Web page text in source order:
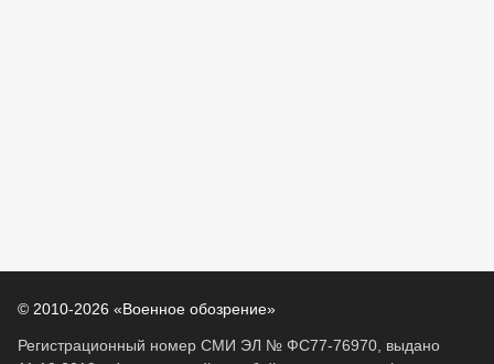
© 2010-2026 «Военное обозрение»
Регистрационный номер СМИ ЭЛ № ФС77-76970, выдано